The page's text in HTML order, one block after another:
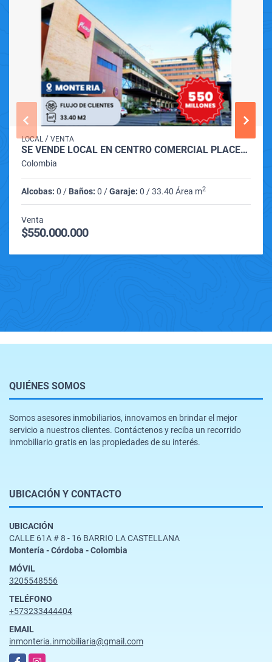
LOCAL / VENTA
SE VENDE LOCAL EN CENTRO COMERCIAL PLACES MALL DE MONTERÍA
Colombia
Alcobas: 0 / Baños: 0 /Garaje: 0 / 33.40 Área m2
Venta
$550.000.000
QUIÉNES SOMOS
Somos asesores inmobiliarios, innovamos en brindar el mejor
servicio a nuestros clientes. Contáctenos y reciba un recorrido
inmobiliario gratis en las propiedades de su interés.
UBICACIÓN Y CONTACTO
UBICACIÓN
CALLE 61A # 8 - 16 BARRIO LA CASTELLANA
Montería - Córdoba - Colombia
MÓVIL
3205548556
TELÉFONO
+573233444404
EMAIL
inmonteria.inmobiliaria@gmail.com
FacebookInstagram